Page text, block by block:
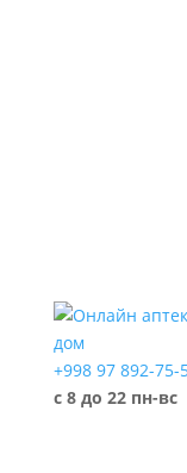
+998 97 892-75-
с 8 до 22 пн-вс